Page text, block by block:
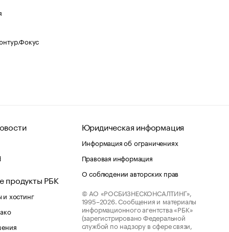
продукты РБК
хостинг
Юридическая информация
Информация об ограничениях
Правовая информация
О соблюдении авторских прав
© АО «РОСБИЗНЕСКОНСАЛТИНГ»,
1995–2026. Сообщения и материалы
информационного агентства «РБК»
(зарегистрировано Федеральной
службой по надзору в сфере связи,